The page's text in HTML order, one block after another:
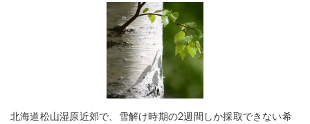
北海道松山湿原近郊で、雪解け時期の2週間しか採取できない希